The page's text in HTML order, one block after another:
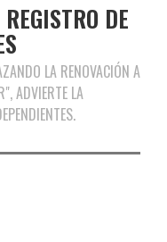
DE
LA RENOVACIÓN A
ADVIERTE LA